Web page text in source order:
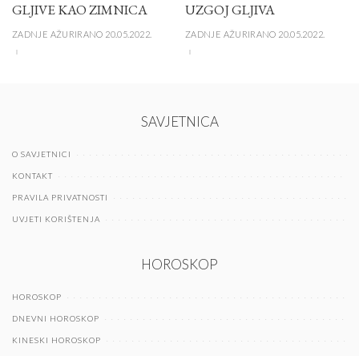
GLJIVE KAO ZIMNICA
ZADNJE AŽURIRANO 20.05.2022.
UZGOJ GLJIVA
ZADNJE AŽURIRANO 20.05.2022.
SAVJETNICA
O SAVJETNICI
KONTAKT
PRAVILA PRIVATNOSTI
UVJETI KORIŠTENJA
HOROSKOP
HOROSKOP
DNEVNI HOROSKOP
KINESKI HOROSKOP